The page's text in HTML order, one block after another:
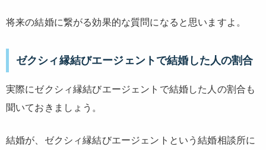
将来の結婚に繋がる効果的な質問になると思いますよ。
ゼクシィ縁結びエージェントで結婚した人の割合
実際にゼクシィ縁結びエージェントで結婚した人の割合も
聞いておきましょう。
結婚が、ゼクシィ縁結びエージェントという結婚相談所に